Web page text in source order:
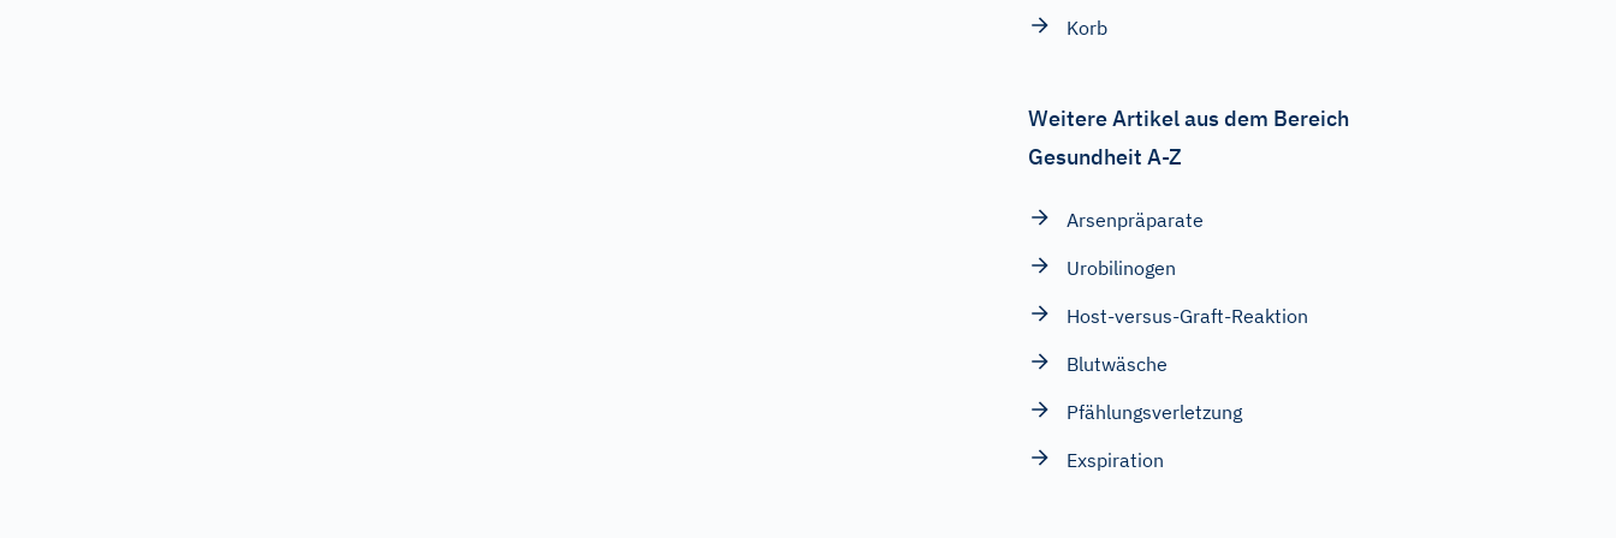
Korb
Weitere Artikel aus dem Bereich
Gesundheit A-Z
Arsenpräparate
Urobilinogen
Host-versus-Graft-Reaktion
Blutwäsche
Pfählungsverletzung
Exspiration